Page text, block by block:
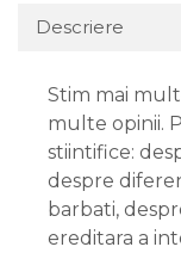
Descriere
Stim mai
multe opinii.
stiintifice:
despre
barbati,
ereditara a